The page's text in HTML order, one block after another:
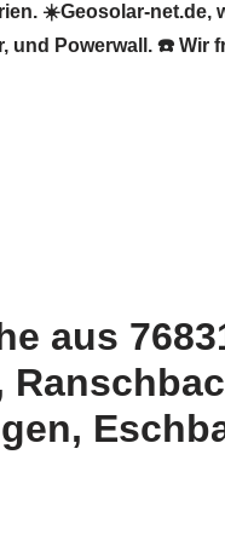
☀️Geosolar-net.de,
Powerwall. ☎️ Wir
aus